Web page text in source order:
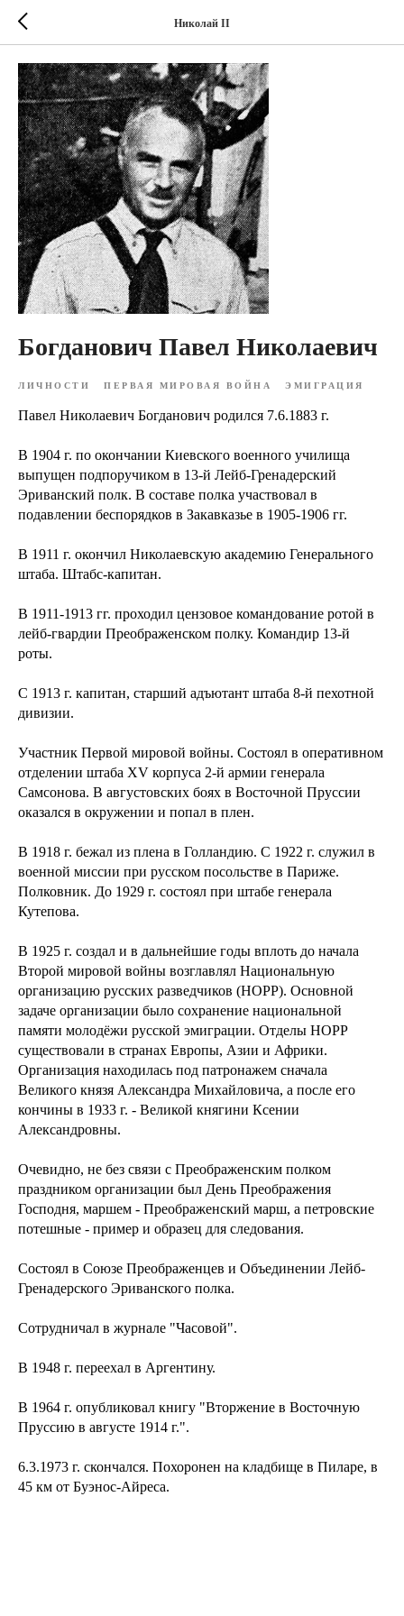
Николай II
Богданович Павел Николаевич
ЛИЧНОСТИ ПЕРВАЯ МИРОВАЯ ВОЙНА ЭМИГРАЦИЯ
Павел Николаевич Богданович родился 7.6.1883 г.
В 1904 г. по окончании Киевского военного училища
выпущен подпоручиком в 13-й Лейб-Гренадерский
Эриванский полк. В составе полка участвовал в
подавлении беспорядков в Закавказье в 1905-1906 гг.
В 1911 г. окончил Николаевскую академию Генерального
штаба. Штабс-капитан.
В 1911-1913 гг. проходил цензовое командование ротой в
лейб-гвардии Преображенском полку. Командир 13-й
роты.
С 1913 г. капитан, старший адъютант штаба 8-й пехотной
дивизии.
Участник Первой мировой войны. Состоял в оперативном
отделении штаба XV корпуса 2-й армии генерала
Самсонова. В августовских боях в Восточной Пруссии
оказался в окружении и попал в плен.
В 1918 г. бежал из плена в Голландию. С 1922 г. служил в
военной миссии при русском посольстве в Париже.
Полковник. До 1929 г. состоял при штабе генерала
Кутепова.
В 1925 г. создал и в дальнейшие годы вплоть до начала
Второй мировой войны возглавлял Национальную
организацию русских разведчиков (НОРР). Основной
задаче организации было сохранение национальной
памяти молодёжи русской эмиграции. Отделы НОРР
существовали в странах Европы, Азии и Африки.
Организация находилась под патронажем сначала
Великого князя Александра Михайловича, а после его
кончины в 1933 г. - Великой княгини Ксении
Александровны.
Очевидно, не без связи с Преображенским полком
праздником организации был День Преображения
Господня, маршем - Преображенский марш, а петровские
потешные - пример и образец для следования.
Состоял в Союзе Преображенцев и Объединении Лейб-
Гренадерского Эриванского полка.
Сотрудничал в журнале "Часовой".
В 1948 г. переехал в Аргентину.
В 1964 г. опубликовал книгу "Вторжение в Восточную
Пруссию в августе 1914 г.".
6.3.1973 г. скончался. Похоронен на кладбище в Пиларе, в
45 км от Буэнос-Айреса.